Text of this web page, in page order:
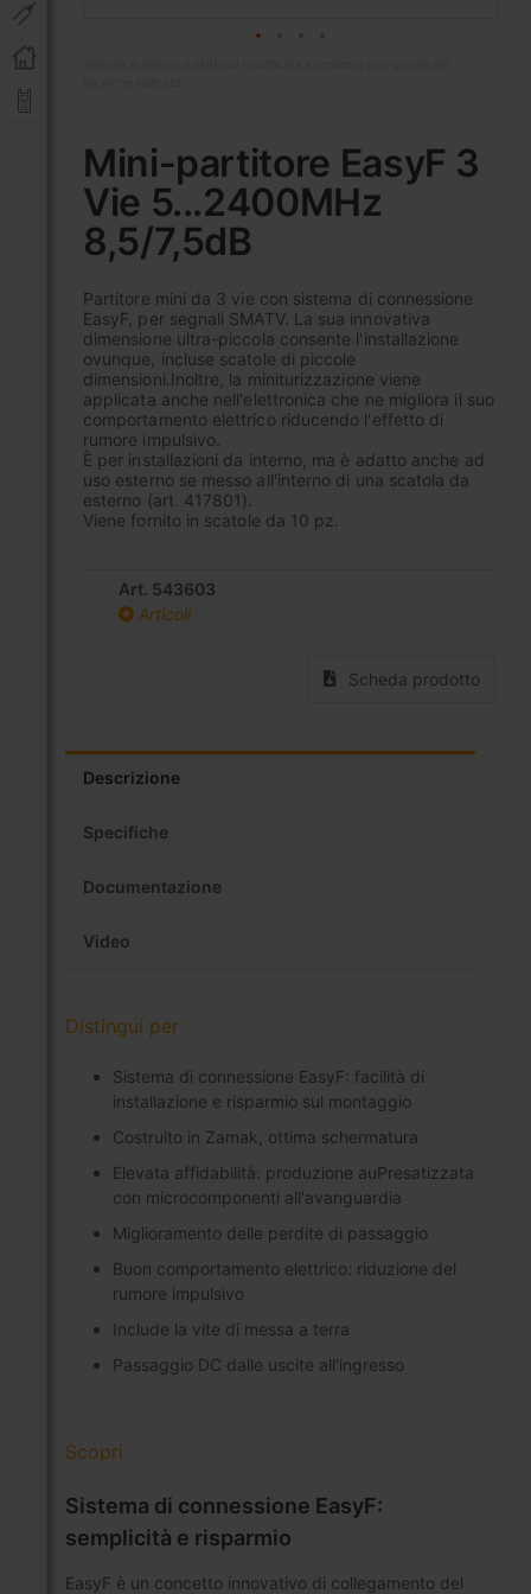
Mini-partitore EasyF 3
Vie 5...2400MHz
8,5/7,5dB
Partitore mini da 3 vie con sistema di connessione
EasyF, per segnali SMATV. La sua innovativa
dimensione ultra-piccola consente l'installazione
ovunque, incluse scatole di piccole
dimensioni.Inoltre, la miniturizzazione viene
applicata anche nell'elettronica che ne migliora il suo
comportamento elettrico riducendo l'effetto di
rumore impulsivo.
È per installazioni da interno, ma è adatto anche ad
uso esterno se messo all'interno di una scatola da
esterno (art. 417801).
Viene fornito in scatole da 10 pz.
Art. 543603
Articoli
Scheda prodotto
della
galleria
di
immagini
Descrizione
Specifiche
Documentazione
Video
Distingui per
Sistema di connessione EasyF: facilità di
installazione e risparmio sul montaggio
Costruito in Zamak, ottima schermatura
Elevata affidabilità: produzione auPresatizzata
con microcomponenti all'avanguardia
Miglioramento delle perdite di passaggio
Buon comportamento elettrico: riduzione del
rumore impulsivo
Include la vite di messa a terra
Passaggio DC dalle uscite all'ingresso
Scopri
Sistema di connessione EasyF:
semplicità e risparmio
EasyF è un concetto innovativo di collegamento del